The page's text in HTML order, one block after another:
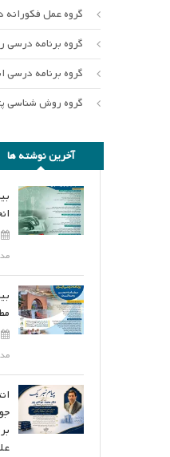
گروه عمل فکورانه
گروه برنامه درسی
گروه برنامه درسی
گروه روش شناسی
آخرین نوشته ها